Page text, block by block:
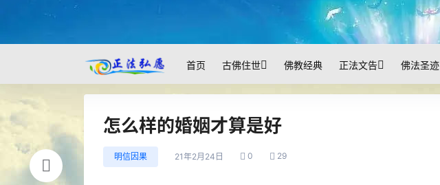
首页 古佛住世 佛教经典 正法文告 佛法圣迹
怎么样的婚姻才算是好
明信因果 21年2月24日 0 29